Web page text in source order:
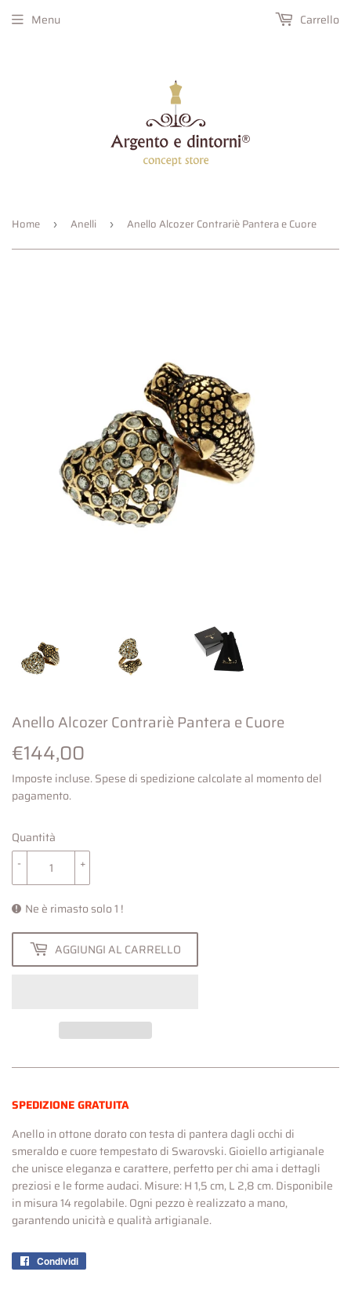
Menu Carrello
Home › Anelli › Anello Alcozer Contrariè Pantera e Cuore
Anello Alcozer Contrariè Pantera e Cuore
€144,00
Imposte incluse.Spese di spedizione calcolate al momento del
pagamento.
Quantità
+
-
Ne è rimasto solo 1 !
AGGIUNGI AL CARRELLO
SPEDIZIONE GRATUITA
Anello in ottone dorato con testa di pantera dagli occhi di
smeraldo e cuore tempestato di Swarovski. Gioiello artigianale
che unisce eleganza e carattere, perfetto per chi ama i dettagli
preziosi e le forme audaci. Misure: H 1,5 cm, L 2,8 cm. Disponibile
in misura 14 regolabile. Ogni pezzo è realizzato a mano,
garantendo unicità e qualità artigianale.
Condividi